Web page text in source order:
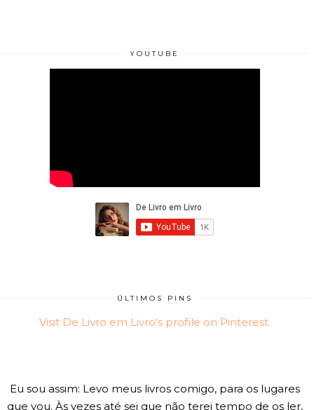
YOUTUBE
ÚLTIMOS PINS
Visit De Livro em Livro's profile on Pinterest.
Eu sou assim: Levo meus livros comigo, para os lugares
que vou. Às vezes até sei que não terei tempo de os ler,